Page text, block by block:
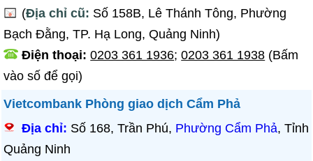
(Địa chỉ cũ: Số 158B, Lê Thánh Tông, Phường
Bạch Đằng, TP. Hạ Long, Quảng Ninh)
Điện thoại:0203 361 1936;0203 361 1938 (Bấm
vào số để gọi)
Vietcombank Phòng giao dịch Cẩm Phả
Địa chỉ: Số 168, Trần Phú, Phường Cẩm Phả, Tỉnh
Quảng Ninh